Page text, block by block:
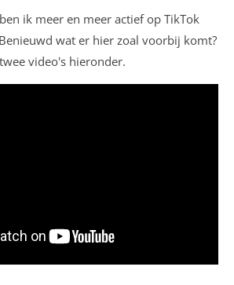
ik meer en meer actief op TikTok
wat er hier zoal voorbij komt?
video's hieronder.